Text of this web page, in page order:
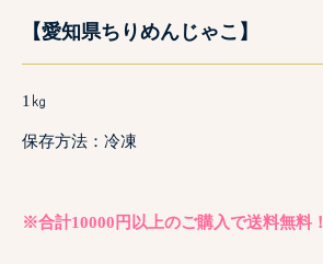
【愛知県ちりめんじゃこ】
1㎏
保存方法：冷凍
※合計10000円以上のご購入で送料無料！